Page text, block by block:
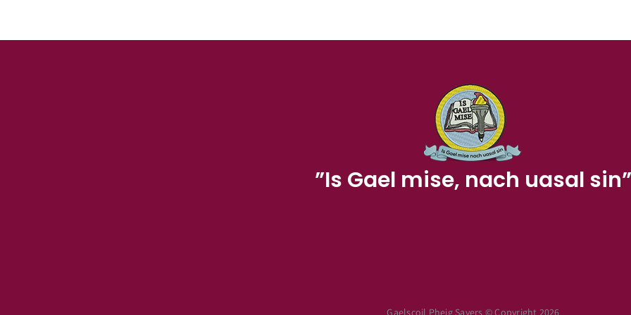
”Is Gael mise, nach uasal sin”
Gaelscoil Pheig Sayers © Copyright 2026